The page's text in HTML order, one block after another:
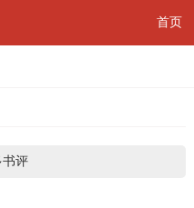
首页
书评